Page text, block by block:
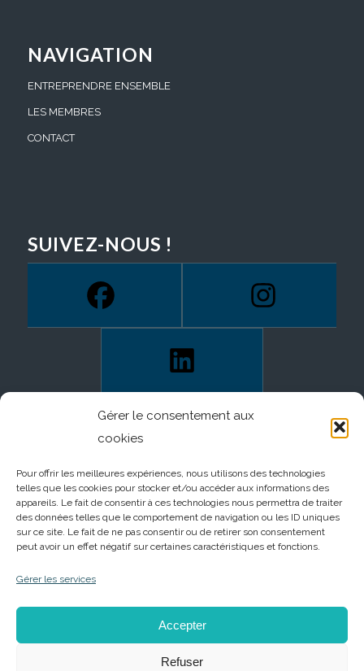
Gérer le consentement aux
cookies
Pour offrir les meilleures expériences, nous utilisons des technologies
telles que les cookies pour stocker et/ou accéder aux informations des
appareils. Le fait de consentir à ces technologies nous permettra de traiter
des données telles que le comportement de navigation ou les ID uniques
sur ce site. Le fait de ne pas consentir ou de retirer son consentement
peut avoir un effet négatif sur certaines caractéristiques et fonctions.
Gérer les services
Accepter
Refuser
NAVIGATION
ENTREPRENDRE ENSEMBLE
LES MEMBRES
CONTACT
SUIVEZ-NOUS !